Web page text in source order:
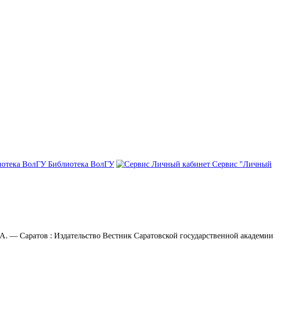
Библиотека ВолГУ
Сервис "Личный
Саратов : Издательство Вестник Саратовской государственной академии